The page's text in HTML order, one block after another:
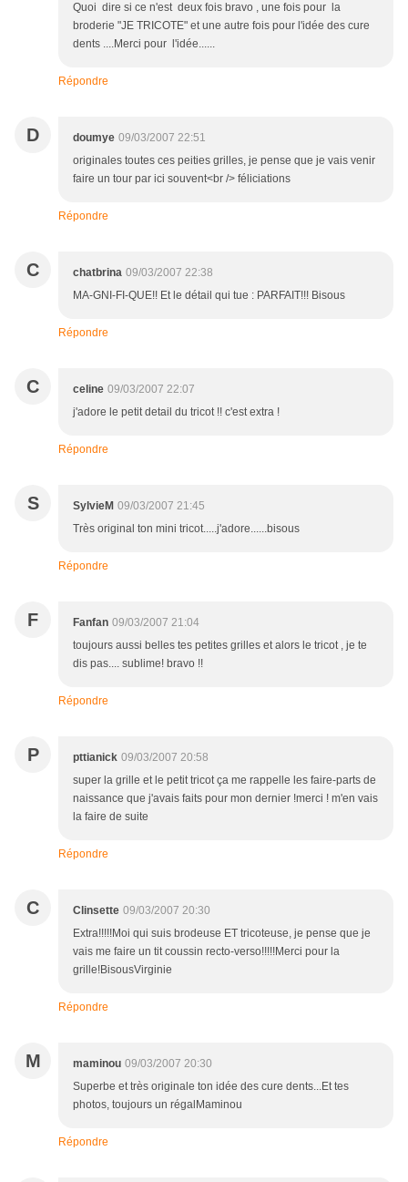
Quoi dire si ce n'est deux fois bravo , une fois pour la
broderie "JE TRICOTE" et une autre fois pour l'idée des cure
dents ....Merci pour l'idée......
Répondre
D doumye 09/03/2007 22:51
originales toutes ces peities grilles, je pense que je vais venir
faire un tour par ici souvent<br /> féliciations
Répondre
C chatbrina 09/03/2007 22:38
MA-GNI-FI-QUE!! Et le détail qui tue : PARFAIT!!! Bisous
Répondre
C celine 09/03/2007 22:07
j'adore le petit detail du tricot !! c'est extra !
Répondre
S SylvieM 09/03/2007 21:45
Très original ton mini tricot.....j'adore......bisous
Répondre
F Fanfan 09/03/2007 21:04
toujours aussi belles tes petites grilles et alors le tricot , je te
dis pas.... sublime! bravo !!
Répondre
P pttianick 09/03/2007 20:58
super la grille et le petit tricot ça me rappelle les faire-parts de
naissance que j'avais faits pour mon dernier !merci ! m'en vais
la faire de suite
Répondre
C Clinsette 09/03/2007 20:30
Extra!!!!!Moi qui suis brodeuse ET tricoteuse, je pense que je
vais me faire un tit coussin recto-verso!!!!!Merci pour la
grille!BisousVirginie
Répondre
M maminou 09/03/2007 20:30
Superbe et très originale ton idée des cure dents...Et tes
photos, toujours un régalMaminou
Répondre